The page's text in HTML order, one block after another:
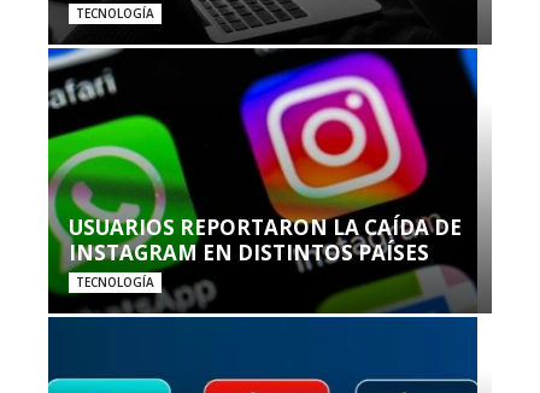
TECNOLOGÍA
USUARIOS REPORTARON LA CAÍDA DE
INSTAGRAM EN DISTINTOS PAÍSES
TECNOLOGÍA